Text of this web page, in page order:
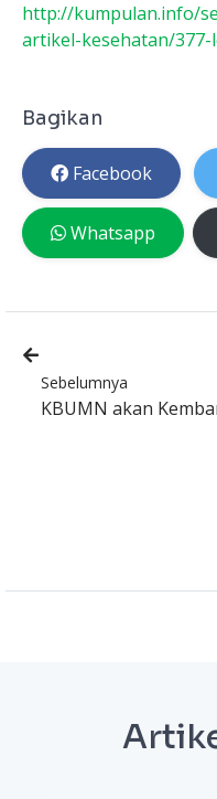
http://kumpulan.info/
artikel-kesehatan/
Bagikan
Facebook
Whatsapp
Sebelumnya
KBUMN akan